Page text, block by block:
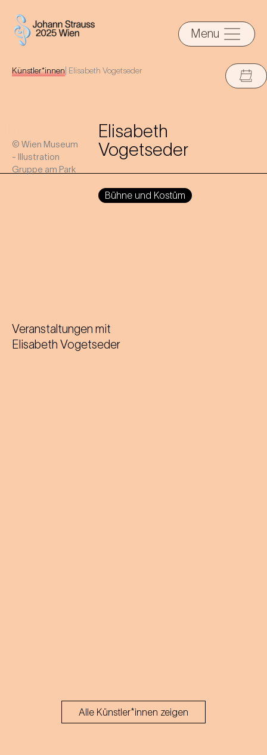
Menu
Künstler*innen Elisabeth Vogetseder
© Wien Museum
- Illustration
Gruppe am Park
Elisabeth
Vogetseder
Bühne und Kostüm
Veranstaltungen mit
Elisabeth Vogetseder
Alle Künstler*innen zeigen